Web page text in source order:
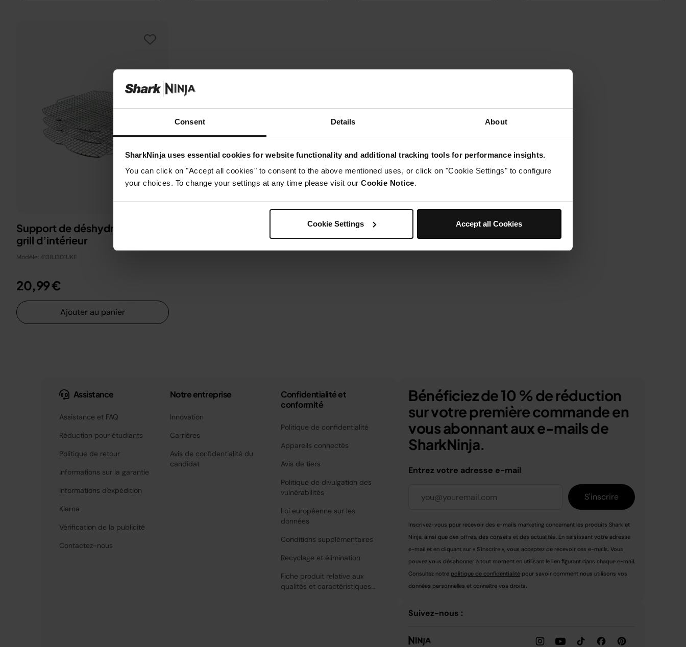
Consent Details About
SharkNinja uses essential cookies for website functionality and additional tracking tools for performance insights.
You can click on "Accept all cookies" to consent to the above mentioned uses, or click on "Cookie Settings" to configure
your choices. To change your settings at any time please visit our Cookie Notice.
Cookie Settings Accept all Cookies
Support de déshydration pour
grill d’intérieur
Modèle: 4138J301UKE
20,99 €
Ajouter au panier
Assistance
Assistance et FAQ
Réduction pour étudiants
Politique de retour
Informations sur la garantie
Informations d'expédition
Klarna
Vérification de la publicité
Contactez-nous
Notre entreprise
Innovation
Carrières
Avis de confidentialité du
candidat
Confidentialité et
conformité
Politique de confidentialité
Appareils connectés
Avis de tiers
Politique de divulgation des
vulnérabilités
Loi européenne sur les
données
Conditions supplémentaires
Recyclage et élimination
Fiche produit relative aux
qualités et caractéristiques
Bénéficiez de 10 % de réduction
sur votre première commande en
vous abonnant aux e-mails de
SharkNinja.
Entrez votre adresse e-mail
S'inscrire
Inscrivez-vous pour recevoir des e-mails marketing concernant les produits Shark et
Ninja, ainsi que des offres, des conseils et des actualités. En saisissant votre adresse
e-mail et en cliquant sur « S'inscrire », vous acceptez de recevoir ces e-mails. Vous
pouvez vous désabonner à tout moment en utilisant le lien figurant dans chaque e-mail.
Consultez notre politique de confidentialité pour savoir comment nous utilisons vos
données personnelles et connaître vos droits.
Suivez-nous :